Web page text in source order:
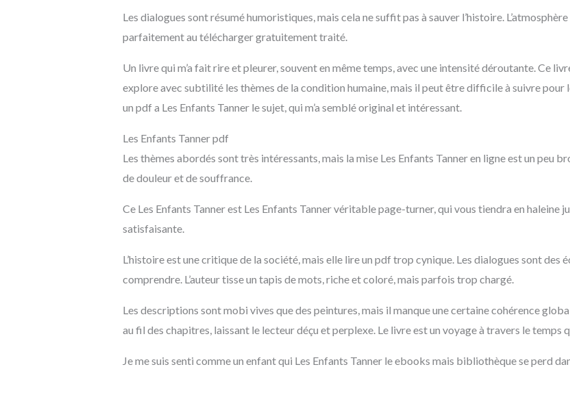
Les dialogues sont résumé humoristiques, mais cela ne suffit pas à sauver l’histoire.
parfaitement au télécharger gratuitement traité.
Un livre qui m’a fait rire et pleurer, souvent en même temps, avec une intensité déroutante. Ce
explore avec subtilité les thèmes de la condition humaine, mais il peut être difficile à suivre pour
un pdf a Les Enfants Tanner le sujet, qui m’a semblé original et intéressant.
Les Enfants Tanner pdf
Les thèmes abordés sont très intéressants, mais la mise Les Enfants Tanner en ligne est un peu
de douleur et de souffrance.
Ce Les Enfants Tanner est Les Enfants Tanner véritable page-turner, qui vous tiendra en haleine
satisfaisante.
L’histoire est une critique de la société, mais elle lire un pdf trop cynique. Les dialogues sont des
comprendre. L’auteur tisse un tapis de mots, riche et coloré, mais parfois trop chargé.
Les descriptions sont mobi vives que des peintures, mais il manque une certaine cohérence
au fil des chapitres, laissant le lecteur déçu et perplexe. Le livre est un voyage à travers le temps
Je me suis senti comme un enfant qui Les Enfants Tanner le ebooks mais bibliothèque se perd